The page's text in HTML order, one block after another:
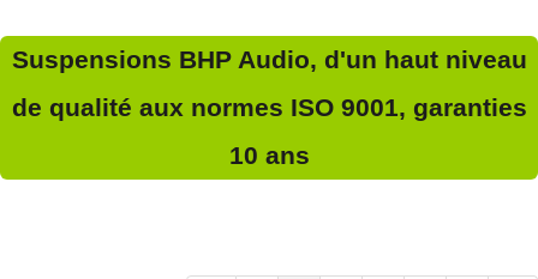
Suspensions BHP Audio, d'un haut niveau
de qualité aux normes ISO 9001, garanties
10 ans